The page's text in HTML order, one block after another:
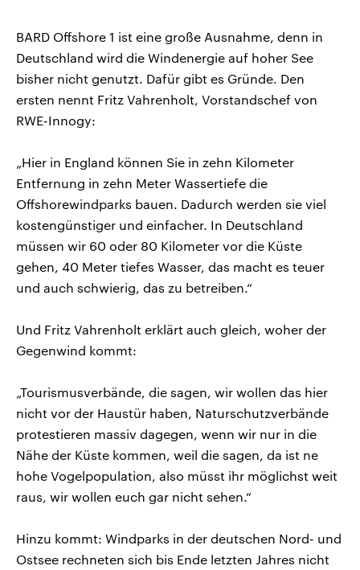
BARD Offshore 1 ist eine große Ausnahme, denn in
Deutschland wird die Windenergie auf hoher See
bisher nicht genutzt. Dafür gibt es Gründe. Den
ersten nennt Fritz Vahrenholt, Vorstandschef von
RWE-Innogy:
„Hier in England können Sie in zehn Kilometer
Entfernung in zehn Meter Wassertiefe die
Offshorewindparks bauen. Dadurch werden sie viel
kostengünstiger und einfacher. In Deutschland
müssen wir 60 oder 80 Kilometer vor die Küste
gehen, 40 Meter tiefes Wasser, das macht es teuer
und auch schwierig, das zu betreiben.“
Und Fritz Vahrenholt erklärt auch gleich, woher der
Gegenwind kommt:
„Tourismusverbände, die sagen, wir wollen das hier
nicht vor der Haustür haben, Naturschutzverbände
protestieren massiv dagegen, wenn wir nur in die
Nähe der Küste kommen, weil die sagen, da ist ne
hohe Vogelpopulation, also müsst ihr möglichst weit
raus, wir wollen euch gar nicht sehen.“
Hinzu kommt: Windparks in der deutschen Nord- und
Ostsee rechneten sich bis Ende letzten Jahres nicht